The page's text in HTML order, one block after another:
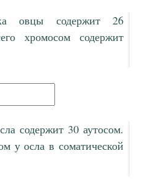
овцы содержит 26
хромосом содержит
содержит 30 аутосом.
у осла в соматической